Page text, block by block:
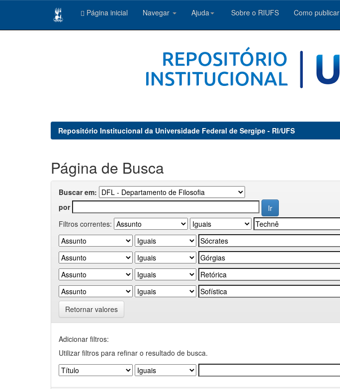
Página inicial Navegar Ajuda Sobre o RIUFS Como publicar
Repositório Institucional da Universidade Federal de Sergipe - RI/UFS
Página de Busca
Buscar em:
por
Filtros correntes:
Retornar valores
Adicionar filtros:
Utilizar filtros para refinar o resultado de busca.